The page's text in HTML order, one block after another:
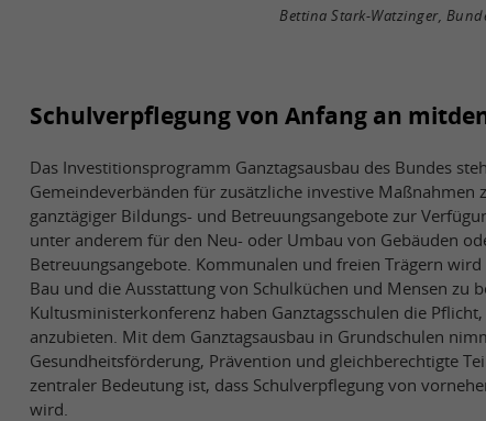
Bettina Stark-Watzinger,
Schulverpflegung von Anfang an
Das Investitionsprogramm Ganztagsausbau des Bundes
Gemeindeverbänden für zusätzliche investive
ganztägiger Bildungs- und Betreuungsangebote zur
unter anderem für den Neu- oder Umbau von Gebäuden
Betreuungsangebote. Kommunalen und freien Trägern
Bau und die Ausstattung von Schulküchen und Mensen zu
Kultusministerkonferenz haben Ganztagsschulen die
anzubieten. Mit dem Ganztagsausbau in Grundschulen
Gesundheitsförderung, Prävention und gleichberechtigte
zentraler Bedeutung ist, dass Schulverpflegung von
wird.